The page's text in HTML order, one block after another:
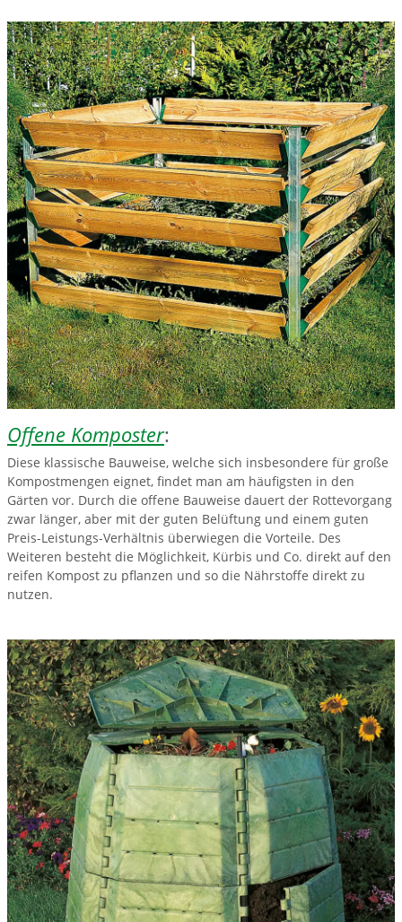
Offene Komposter:
Diese klassische Bauweise, welche sich insbesondere für große
Kompostmengen eignet, findet man am häufigsten in den
Gärten vor. Durch die offene Bauweise dauert der Rottevorgang
zwar länger, aber mit der guten Belüftung und einem guten
Preis-Leistungs-Verhältnis überwiegen die Vorteile. Des
Weiteren besteht die Möglichkeit, Kürbis und Co. direkt auf den
reifen Kompost zu pflanzen und so die Nährstoffe direkt zu
nutzen.